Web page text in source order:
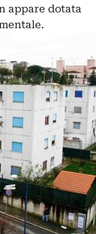
appare dotata